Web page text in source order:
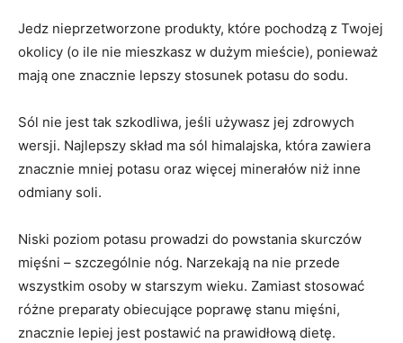
Jedz nieprzetworzone produkty, które pochodzą z Twojej
okolicy (o ile nie mieszkasz w dużym mieście), ponieważ
mają one znacznie lepszy stosunek potasu do sodu.
Sól nie jest tak szkodliwa, jeśli używasz jej zdrowych
wersji. Najlepszy skład ma sól himalajska, która zawiera
znacznie mniej potasu oraz więcej minerałów niż inne
odmiany soli.
Niski poziom potasu prowadzi do powstania skurczów
mięśni – szczególnie nóg. Narzekają na nie przede
wszystkim osoby w starszym wieku. Zamiast stosować
różne preparaty obiecujące poprawę stanu mięśni,
znacznie lepiej jest postawić na prawidłową dietę.